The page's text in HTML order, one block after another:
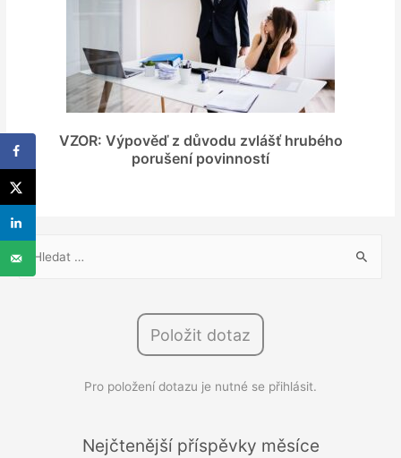
VZOR: Výpověď z důvodu zvlášť hrubého
porušení povinností
V
Položit dotaz
Pro položení dotazu je nutné se přihlásit.
Nejčtenější příspěvky měsíce